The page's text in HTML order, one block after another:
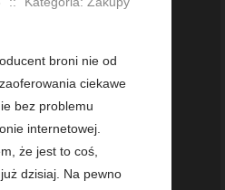
broni nie od
ciekawe
bez problemu
internetowej.
że jest to coś,
dzisiaj. Na pewno